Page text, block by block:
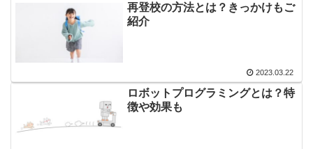
再登校の方法とは？きっかけもご
紹介
2023.03.22
ロボットプログラミングとは？特
徴や効果も